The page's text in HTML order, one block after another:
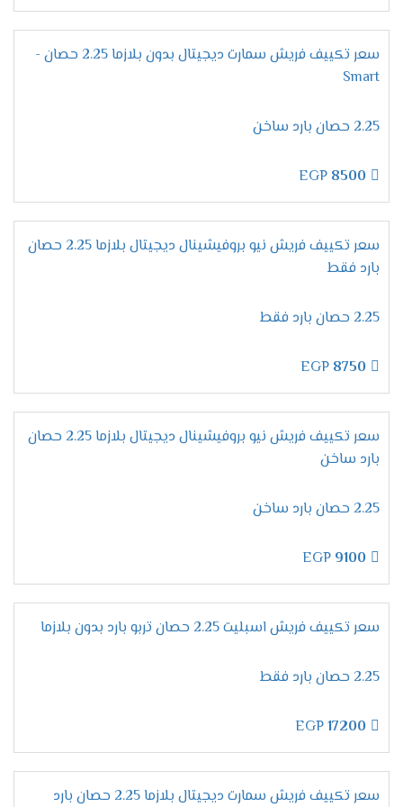
على كفاءة وتميز لأننا نستخدم غاز فريون R22 الجديد
يعرف بصديق البيئة وأيضا لا يسبب اى أضرار على
صحة المستهلك .
مميزات تكييف فريش بروفيشنال
تربو "ديجيتال بالبلازما 2024 ".
التميز بخاصية التشخيص
التطوير فى إمكانيات الجهاز من أهم المواصفات التى
وفرنا لكم الان فى فريش خاصية التشخيص الذاتى
التى نستخدمها لكى تظهر لنا جميع الاعطال التى
تحدث فى الجهاز ونستطيع من خلالها حل أى مشكله
الانفراد بخاصية وضع النوم
الجهاز الافضل فى الاسواق ولتلك السبب وفرنا لكم
الان فى خاصية التشغيل الاقتصادى أثناء النوم نقوم
بضبط الجهاز على درجة التبريد المطلوبة وعند الوصول
للمستوى المطلوب والمناسب لجسم الانسان خلال
النوم يقوم الجهاز بالتوقف اوتوماتيكيا دون ان يحتاج
الاستمتاع بالتنظيف
عليها وعلى كفاءتها وعلشان كده وفرنا لكم تلك
الخاصية التى تعتبر من أفضل وأهم الخواص المتواجدة
فى الجهاز لأنها تعمل على ضخ أيونات البلازما كلاستر
داخلها لتعمل على تنظيفها من الأتربة وأيضا يتم
مواصفات تكييف فريش بروفيشنال
تربو "ديجيتال بالبلازما 2024 ".
يمتعنا دائما مكيف فريش بالجديد لأننا نهتم بكل ما
يرغب به العميل وبوجود خاصية ميقات الايقاف /
سعر تكييف فريش سمارت ديجيتال بدون بلازما 2.25 حصان -
Smart
2.25 حصان بارد ساخن
8500
سعر تكييف فريش نيو بروفيشينال ديجيتال بلازما 2.25 حصان
بارد فقط
2.25 حصان بارد فقط
8750
سعر تكييف فريش نيو بروفيشينال ديجيتال بلازما 2.25 حصان
بارد ساخن
2.25 حصان بارد ساخن
9100
سعر تكييف فريش اسبليت 2.25 حصان تربو بارد بدون بلازما
2.25 حصان بارد فقط
17200
سعر تكييف فريش سمارت ديجيتال بلازما 2.25 حصان بارد